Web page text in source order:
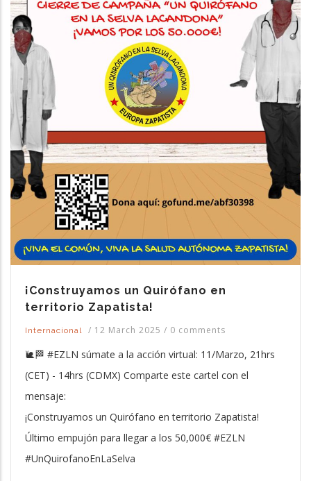
¡Construyamos un Quirófano en
territorio Zapatista!
Internacional / 12 March 2025 / 0 comments
🐌🏁 #EZLN súmate a la acción virtual: 11/Marzo, 21hrs
(CET) - 14hrs (CDMX) Comparte este cartel con el
mensaje:
¡Construyamos un Quirófano en territorio Zapatista!
Último empujón para llegar a los 50,000€ #EZLN
#UnQuirofanoEnLaSelva